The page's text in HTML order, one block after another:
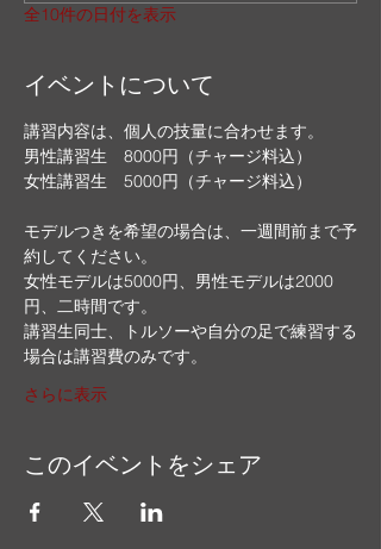
全10件の日付を表示
イベントについて
講習内容は、個人の技量に合わせます。
男性講習生　8000円（チャージ料込）
女性講習生　5000円（チャージ料込）
モデルつきを希望の場合は、一週間前まで予
約してください。
女性モデルは5000円、男性モデルは2000
円、二時間です。
講習生同士、トルソーや自分の足で練習する
場合は講習費のみです。
さらに表示
このイベントをシェア